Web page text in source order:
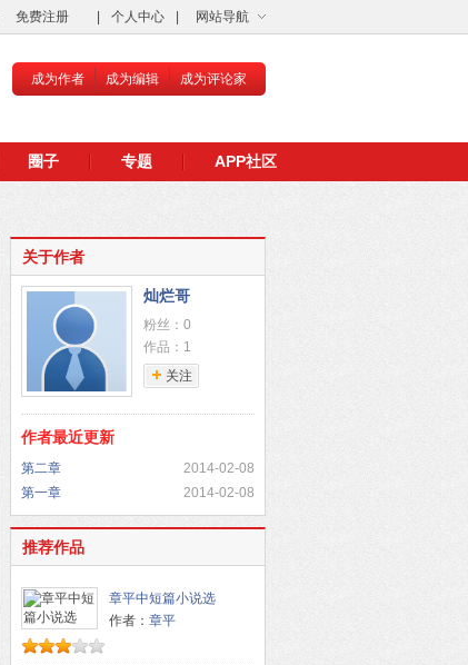
个人中心 网站导航
免费注册
成为作者 成为编辑 成为评论家
圈子 专题 APP社区
关于作者
灿烂哥
粉丝：0
作品：1
关注
作者最近更新
2014-02-08
第二章
2014-02-08
第一章
推荐作品
章平中短篇小说选
作者： 章平